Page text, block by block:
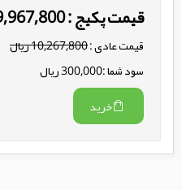
قیمت پکیج : 9,967,800 ریال
قیمت عادی :10,267,800 ریال
سود شما :300,000 ریال
خرید